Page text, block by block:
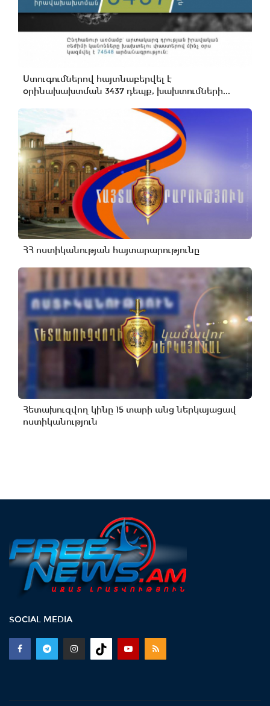
Ստուգումներով հայտնաբերվել է
օրինախախտման 3437 դեպք, խախտումների...
ՀՀ ոստիկանության հայտարարությունը
Հետախուզվող կինը 15 տարի անց ներկայացավ
ոստիկանություն
SOCIAL MEDIA